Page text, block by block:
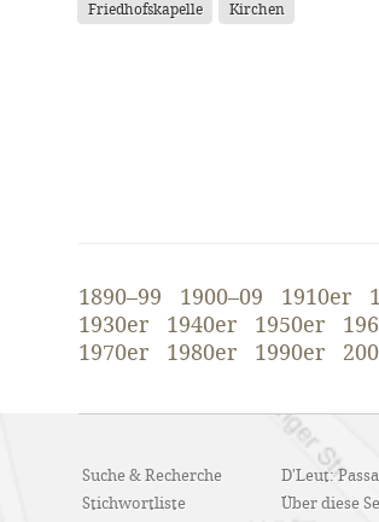
Friedhofskapelle Kirchen
1890–99 1900–09 1910er
1930er
1940er 1950er
1970er
1980er 1990er
Suche & Recherche
Stichwortliste
D'Leut:
Über diese